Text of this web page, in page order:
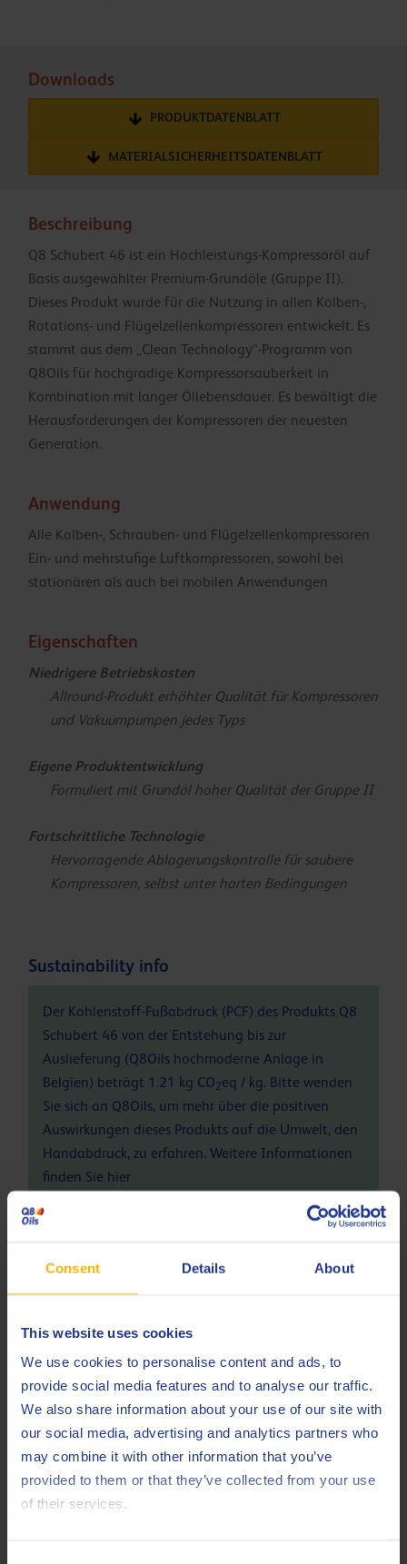
Consent Details About
This website uses cookies
We use cookies to personalise content and ads, to
provide social media features and to analyse our traffic.
We also share information about your use of our site with
our social media, advertising and analytics partners who
may combine it with other information that you’ve
provided to them or that they’ve collected from your use
of their services.
Downloads
PRODUKTDATENBLATT
MATERIALSICHERHEITSDATENBLATT
Beschreibung
Q8 Schubert 46 ist ein Hochleistungs-Kompressoröl auf
Basis ausgewählter Premium-Grundöle (Gruppe II).
Dieses Produkt wurde für die Nutzung in allen Kolben-,
Rotations- und Flügelzellenkompressoren entwickelt. Es
stammt aus dem „Clean Technology“-Programm von
Q8Oils für hochgradige Kompressorsauberkeit in
Kombination mit langer Öllebensdauer. Es bewältigt die
Herausforderungen der Kompressoren der neuesten
Generation.
Anwendung
Alle Kolben-, Schrauben- und Flügelzellenkompressoren
Ein- und mehrstufige Luftkompressoren, sowohl bei
stationären als auch bei mobilen Anwendungen
Eigenschaften
Niedrigere Betriebskosten
Allround-Produkt erhöhter Qualität für Kompressoren
und Vakuumpumpen jedes Typs
Eigene Produktentwicklung
Formuliert mit Grundöl hoher Qualität der Gruppe II
Fortschrittliche Technologie
Hervorragende Ablagerungskontrolle für saubere
Kompressoren, selbst unter harten Bedingungen
Sustainability info
Der Kohlenstoff-Fußabdruck (PCF) des Produkts Q8
Schubert 46 von der Entstehung bis zur
Auslieferung (Q8Oils hochmoderne Anlage in
Belgien) beträgt 1.21 kg CO2eq / kg. Bitte wenden
Sie sich an Q8Oils, um mehr über die positiven
Auswirkungen dieses Produkts auf die Umwelt, den
Handabdruck, zu erfahren. Weitere Informationen
finden Sie hier
DIN
ISO
ISO 6743-3 DAB
ISO 6743-3 DAH
ISO 6743-3 DVA